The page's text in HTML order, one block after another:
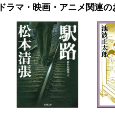
ドラマ・映画・アニメ関連